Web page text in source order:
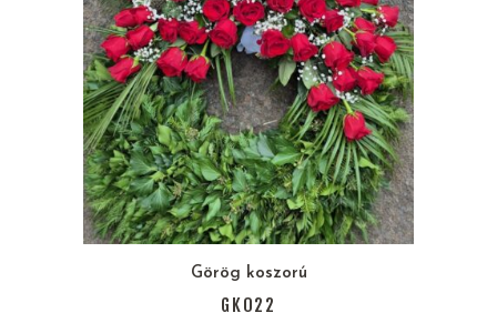
Görög koszorú
GK022